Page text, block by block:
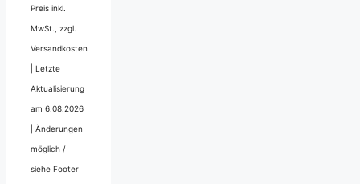
Preis inkl.
MwSt., zzgl.
Versandkosten
Letzte
Aktualisierung
am 6.08.2026
Änderungen
möglich /
siehe Footer